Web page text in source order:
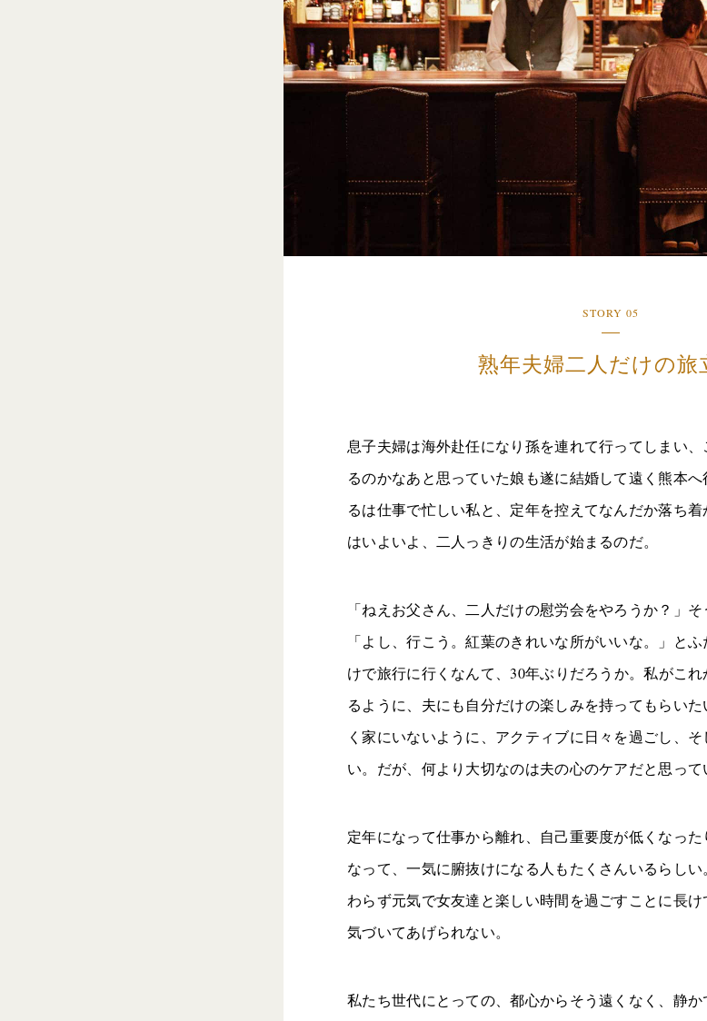
STORY 05
熟年夫婦二人だけの旅
息子夫婦は海外赴任になり孫を連れて行ってしまい
るのかなあと思っていた娘も遂に結婚して遠く熊本
るは仕事で忙しい私と、定年を控えてなんだか落ち
はいよいよ、二人っきりの生活が始まるのだ。
「ねえお父さん、二人だけの慰労会をやろうか？」
「よし、行こう。紅葉のきれいな所がいいな。」と
けで旅行に行くなんて、30年ぶりだろうか。私がこ
るように、夫にも自分だけの楽しみを持ってもらい
く家にいないように、アクティブに日々を過ごし、
い。だが、何より大切なのは夫の心のケアだと思って
定年になって仕事から離れ、自己重要度が低くなった
なって、一気に腑抜けになる人もたくさんいるらし
わらず元気で女友達と楽しい時間を過ごすことに長
気づいてあげられない。
私たち世代にとっての、都心からそう遠くなく、静